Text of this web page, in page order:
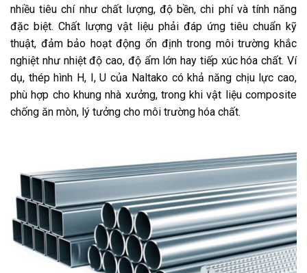
nhiều tiêu chí như chất lượng, độ bền, chi phí và tính năng
đặc biệt. Chất lượng vật liệu phải đáp ứng tiêu chuẩn kỹ
thuật, đảm bảo hoạt động ổn định trong môi trường khắc
nghiệt như nhiệt độ cao, độ ẩm lớn hay tiếp xúc hóa chất. Ví
dụ, thép hình H, I, U của Naltako có khả năng chịu lực cao,
phù hợp cho khung nhà xưởng, trong khi vật liệu composite
chống ăn mòn, lý tưởng cho môi trường hóa chất.